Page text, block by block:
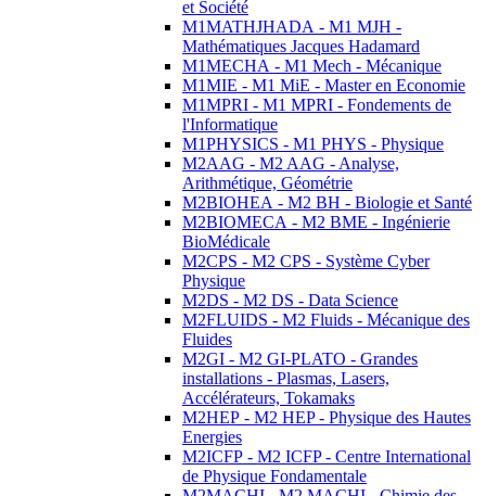
et Société
M1MATHJHADA - M1 MJH -
Mathématiques Jacques Hadamard
M1MECHA - M1 Mech - Mécanique
M1MIE - M1 MiE - Master en Economie
M1MPRI - M1 MPRI - Fondements de
l'Informatique
M1PHYSICS - M1 PHYS - Physique
M2AAG - M2 AAG - Analyse,
Arithmétique, Géométrie
M2BIOHEA - M2 BH - Biologie et Santé
M2BIOMECA - M2 BME - Ingénierie
BioMédicale
M2CPS - M2 CPS - Système Cyber
Physique
M2DS - M2 DS - Data Science
M2FLUIDS - M2 Fluids - Mécanique des
Fluides
M2GI - M2 GI-PLATO - Grandes
installations - Plasmas, Lasers,
Accélérateurs, Tokamaks
M2HEP - M2 HEP - Physique des Hautes
Energies
M2ICFP - M2 ICFP - Centre International
de Physique Fondamentale